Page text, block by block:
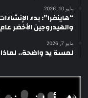
مايو 10, 2026
“هاينفرا”: بدء
والهيدروجين الأخضر عام 2030
مايو 7, 2026
لمسة يد واضحة..